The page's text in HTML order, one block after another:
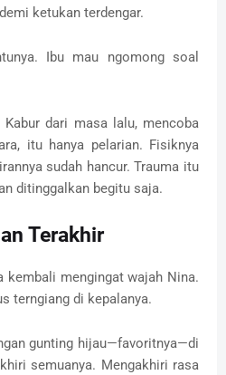
ketukan terdengar.
Ibu mau ngomong soal
Kabur dari masa lalu, mencoba
itu hanya pelarian. Fisiknya
sudah hancur. Trauma itu
ditinggalkan begitu saja.
Terakhir
kembali mengingat wajah Nina.
terngiang di kepalanya.
gunting hijau—favoritnya—di
semuanya. Mengakhiri rasa